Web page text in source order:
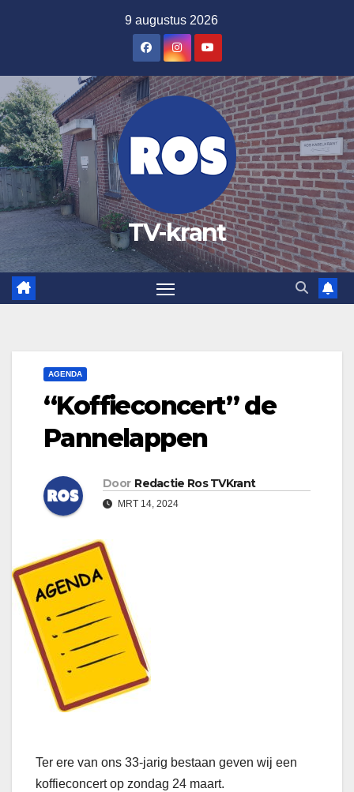
inhoud
9 augustus 2026
TV-krant
AGENDA
“Koffieconcert” de
Pannelappen
Door Redactie Ros TVKrant
MRT 14, 2024
Ter ere van ons 33-jarig bestaan geven wij een
koffieconcert op zondag 24 maart.